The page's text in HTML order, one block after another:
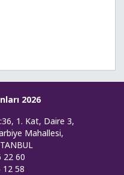
2026
1. Kat, Daire 3,
Mahallesi,
22 60
12 58